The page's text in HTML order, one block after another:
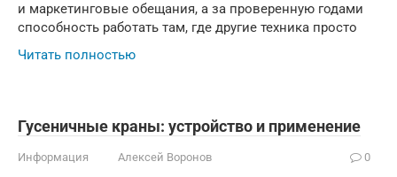
и маркетинговые обещания, а за проверенную годами
способность работать там, где другие техника просто
Читать полностью
Гусеничные краны: устройство и применение
Информация Алексей Воронов 0